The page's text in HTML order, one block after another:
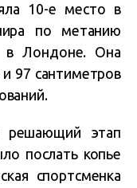
10-е место в
по метанию
в Лондоне. Она
и 97 сантиметров
решающий этап
послать копье
спортсменка